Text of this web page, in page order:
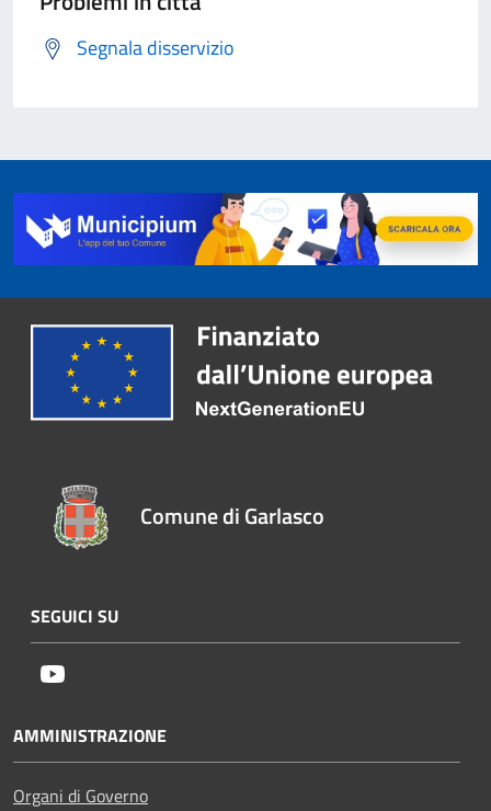
Segnala disservizio
Comune di Garlasco
SEGUICI SU
AMMINISTRAZIONE
Organi di Governo